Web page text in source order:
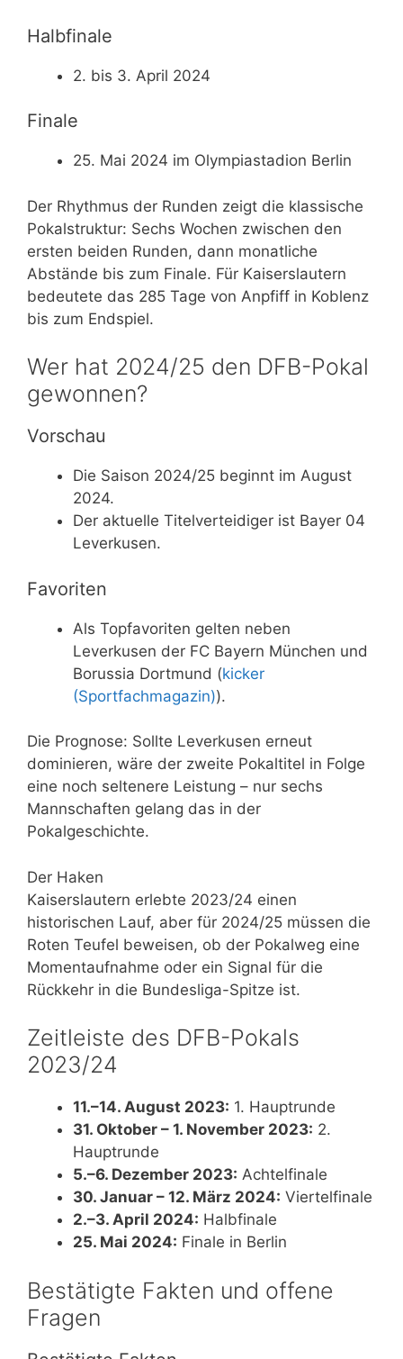
Halbfinale
2. bis 3. April 2024
Finale
25. Mai 2024 im Olympiastadion Berlin
Der Rhythmus der Runden zeigt die klassische
Pokalstruktur: Sechs Wochen zwischen den
ersten beiden Runden, dann monatliche
Abstände bis zum Finale. Für Kaiserslautern
bedeutete das 285 Tage von Anpfiff in Koblenz
bis zum Endspiel.
Wer hat 2024/25 den DFB-Pokal
gewonnen?
Vorschau
Die Saison 2024/25 beginnt im August
2024.
Der aktuelle Titelverteidiger ist Bayer 04
Leverkusen.
Favoriten
Als Topfavoriten gelten neben
Leverkusen der FC Bayern München und
Borussia Dortmund (kicker
(Sportfachmagazin)).
Die Prognose: Sollte Leverkusen erneut
dominieren, wäre der zweite Pokaltitel in Folge
eine noch seltenere Leistung – nur sechs
Mannschaften gelang das in der
Pokalgeschichte.
Der Haken
Kaiserslautern erlebte 2023/24 einen
historischen Lauf, aber für 2024/25 müssen die
Roten Teufel beweisen, ob der Pokalweg eine
Momentaufnahme oder ein Signal für die
Rückkehr in die Bundesliga-Spitze ist.
Zeitleiste des DFB-Pokals
2023/24
11.–14. August 2023: 1. Hauptrunde
31. Oktober – 1. November 2023: 2.
Hauptrunde
5.–6. Dezember 2023: Achtelfinale
30. Januar – 12. März 2024: Viertelfinale
2.–3. April 2024: Halbfinale
25. Mai 2024: Finale in Berlin
Bestätigte Fakten und offene
Fragen